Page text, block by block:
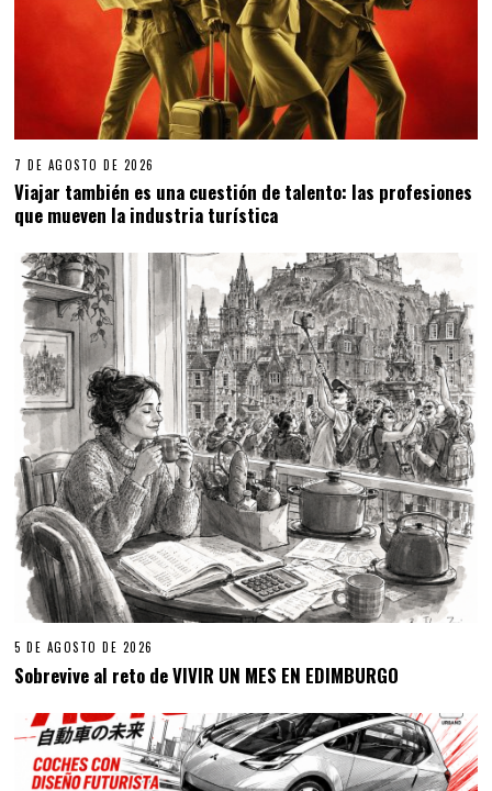
7 DE AGOSTO DE 2026
Viajar también es una cuestión de talento: las profesiones
que mueven la industria turística
5 DE AGOSTO DE 2026
Sobrevive al reto de VIVIR UN MES EN EDIMBURGO